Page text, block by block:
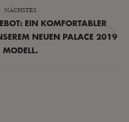
NÄCHSTES
Nächster
Beitrag:
EIN KOMFORTABLER
NEUEN PALACE 2019
MODELL.